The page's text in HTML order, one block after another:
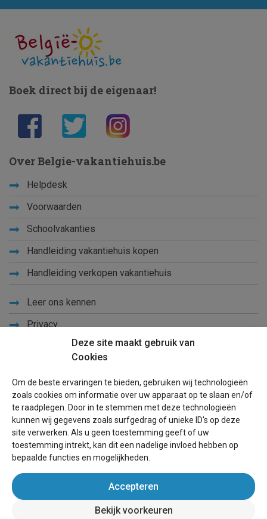
Deze site maakt gebruik van
Cookies
Om de beste ervaringen te bieden, gebruiken wij technologieën
zoals cookies om informatie over uw apparaat op te slaan en/of
te raadplegen. Door in te stemmen met deze technologieën
kunnen wij gegevens zoals surfgedrag of unieke ID's op deze
site verwerken. Als u geen toestemming geeft of uw
toestemming intrekt, kan dit een nadelige invloed hebben op
bepaalde functies en mogelijkheden.
Accepteren
Bekijk voorkeuren
Boek direct bij de eigenaar!
Over Belgie-vakantiehuis.be
Helpdesk
Voorwaarden
Schoolvakanties
Handleiding vakantiehuis kopen
Handleiding verkopen vakantiehuis
Leer ons kennen
Privacy
Blog
Voor eigenaren
Een advertentie plaatsen
Succesvol verhuren vakantiewoning
wereldvakantiehuis.be(vakantiehuizen wereldwijd)